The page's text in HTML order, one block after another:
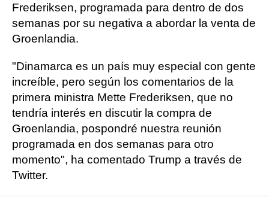
Frederiksen, programada para dentro de dos
semanas por su negativa a abordar la venta de
Groenlandia.
"Dinamarca es un país muy especial con gente
increíble, pero según los comentarios de la
primera ministra Mette Frederiksen, que no
tendría interés en discutir la compra de
Groenlandia, pospondré nuestra reunión
programada en dos semanas para otro
momento", ha comentado Trump a través de
Twitter.